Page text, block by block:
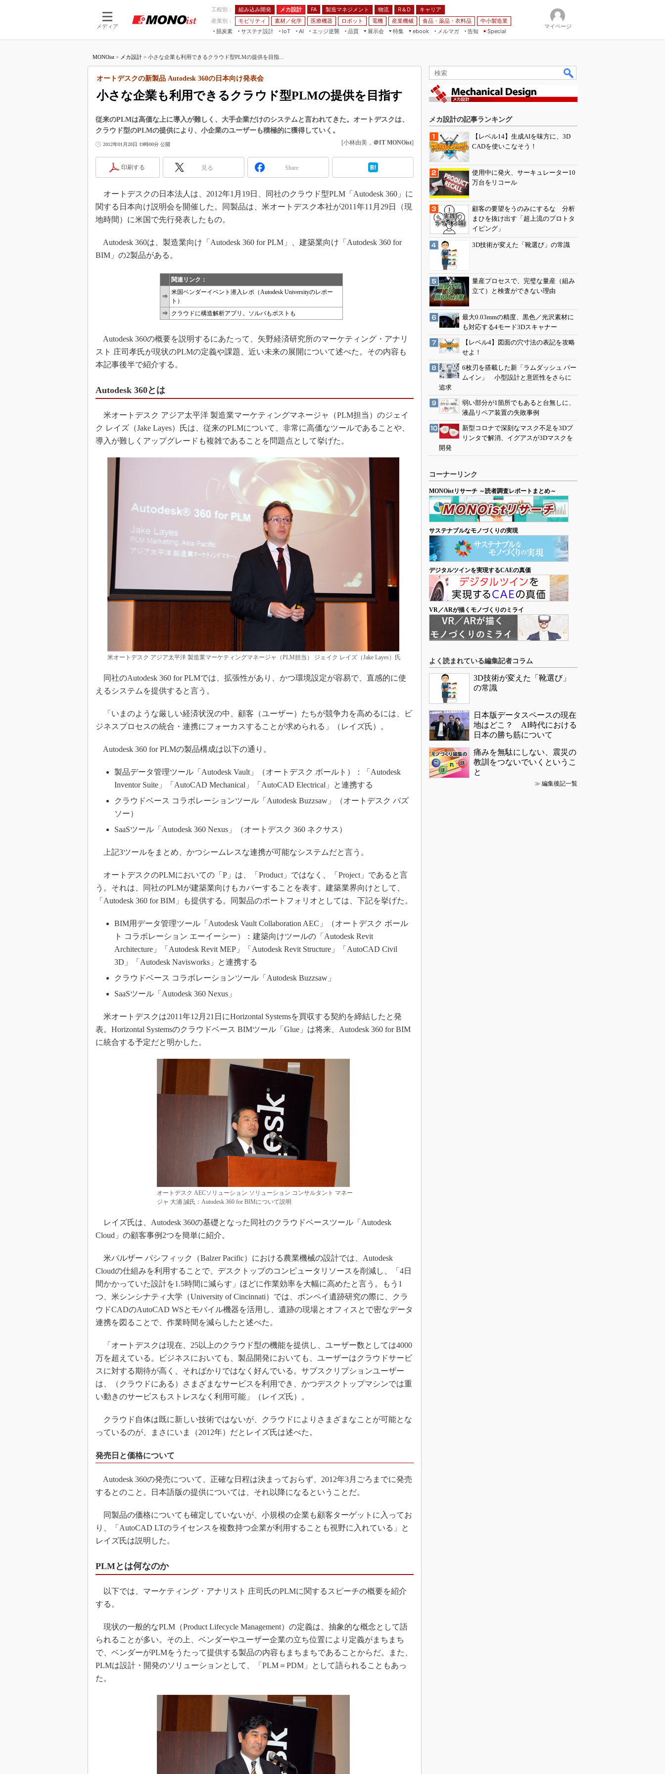
メディア
工程別： 組み込み開発 メカ設計 FA 製造マネジメント 物流 R＆D
キャリア
産業別：
モビリティ 素材／化学 医療機器 ロボット 電機 産業機械 食品・薬品・衣料品
中小製造業
脱炭素
サステナ設計
IoT
つながる工場
つながるサービス
AI
AI×設備保全
Physical AI
エッジ逆襲 品質
展示会
JIMTOF
IIFES
ジャパンモビリティショー
人テク展
スマート工場EXPO
日本ものづくりワールド
特集
フィールドサービス
FPGA
組み込み画像技術
車載ソフト開発
ISO26262
無償設計ツール
デジタルツインとCAE
イノベーション
メイドインジャパン
知財マネジメント
ebook
モビリティ
素材／化学
メルマガ
告知 Special
マイページ
MONOist > メカ設計 > 小さな企業も利用できるクラウド型PLMの提供を目指...
小さな企業も利用できるクラウド型PLMの提供を目指す
オートデスクの新製品 Autodesk 360の日本向け発表会
従来のPLMは高価な上に導入が難しく、大手企業だけのシステムと言われてきた。オートデスクは、
クラウド型のPLMの提供により、小企業のユーザーも積極的に獲得していく。
2012年01月20日 19時00分 公開 [小林由美， ＠IT MONOist]
印刷する 見る Share
オートデスクの日本法人は、2012年1月19日、同社のクラウド型PLM「Autodesk 360」に
関する日本向け説明会を開催した。同製品は、米オートデスク本社が2011年11月29日（現
地時間）に米国で先行発表したもの。
Autodesk 360は、製造業向け「Autodesk 360 for PLM」、建築業向け「Autodesk 360 for
BIM」の2製品がある。
関連リンク：
⇒
米国ベンダーイベント潜入レポ（Autodesk Universityのレポー
ト）
⇒ クラウドに構造解析アプリ。ソルバもポストも
Autodesk 360の概要を説明するにあたって、矢野経済研究所のマーケティング・アナリ
スト 庄司孝氏が現状のPLMの定義や課題、近い未来の展開について述べた。その内容も
本記事後半で紹介する。
Autodesk 360とは
米オートデスク アジア太平洋 製造業マーケティングマネージャ（PLM担当）のジェイ
ク レイズ（Jake Layes）氏は、従来のPLMについて、非常に高価なツールであることや、
導入が難しくアップグレードも複雑であることを問題点として挙げた。
米オートデスク アジア太平洋 製造業マーケティングマネージャ（PLM担当） ジェイク レイズ（Jake Layes）氏
同社のAutodesk 360 for PLMでは、拡張性があり、かつ環境設定が容易で、直感的に使
えるシステムを提供すると言う。
「いまのような厳しい経済状況の中、顧客（ユーザー）たちが競争力を高めるには、ビ
ジネスプロセスの統合・連携にフォーカスすることが求められる」（レイズ氏）。
Autodesk 360 for PLMの製品構成は以下の通り。
製品データ管理ツール「Autodesk Vault」（オートデスク ボールト）：「Autodesk
Inventor Suite」「AutoCAD Mechanical」「AutoCAD Electrical」と連携する
クラウドベース コラボレーションツール「Autodesk Buzzsaw」（オートデスク バズ
ソー）
SaaSツール「Autodesk 360 Nexus」（オートデスク 360 ネクサス）
上記3ツールをまとめ、かつシームレスな連携が可能なシステムだと言う。
オートデスクのPLMにおいての「P」は、「Product」ではなく、「Project」であると言
う。それは、同社のPLMが建築業向けもカバーすることを表す。建築業界向けとして、
「Autodesk 360 for BIM」も提供する。同製品のポートフォリオとしては、下記を挙げた。
BIM用データ管理ツール「Autodesk Vault Collaboration AEC」（オートデスク ボール
ト コラボレーション エーイーシー）：建築向けツールの「Autodesk Revit
Architecture」「Autodesk Revit MEP」「Autodesk Revit Structure」「AutoCAD Civil
3D」「Autodesk Navisworks」と連携する
クラウドベース コラボレーションツール「Autodesk Buzzsaw」
SaaSツール「Autodesk 360 Nexus」
米オートデスクは2011年12月21日にHorizontal Systemsを買収する契約を締結したと発
表。Horizontal Systemsのクラウドベース BIMツール「Glue」は将来、Autodesk 360 for BIM
に統合する予定だと明かした。
オートデスク AECソリューション ソリューション コンサルタント マネー
ジャ 大浦 誠氏：Autodesk 360 for BIMについて説明
レイズ氏は、Autodesk 360の基礎となった同社のクラウドベースツール「Autodesk
Cloud」の顧客事例2つを簡単に紹介。
米バルザー パシフィック（Balzer Pacific）における農業機械の設計では、Autodesk
Cloudの仕組みを利用することで、デスクトップのコンピュータリソースを削減し、「4日
間かかっていた設計を1.5時間に減らす」ほどに作業効率を大幅に高めたと言う。もう1
つ、米シンシナティ大学（University of Cincinnati）では、ポンペイ遺跡研究の際に、クラ
ウドCADのAutoCAD WSとモバイル機器を活用し、遺跡の現場とオフィスとで密なデータ
連携を図ることで、作業時間を減らしたと述べた。
「オートデスクは現在、25以上のクラウド型の機能を提供し、ユーザー数としては4000
万を超えている。ビジネスにおいても、製品開発においても、ユーザーはクラウドサービ
スに対する期待が高く、そればかりではなく好んでいる。サブスクリプションユーザー
は、（クラウドにある）さまざまなサービスを利用でき、かつデスクトップマシンでは重
い動きのサービスもストレスなく利用可能」（レイズ氏）。
クラウド自体は既に新しい技術ではないが、クラウドによりさまざまなことが可能とな
っているのが、まさにいま（2012年）だとレイズ氏は述べた。
発売日と価格について
Autodesk 360の発売について、正確な日程は決まっておらず、2012年3月ごろまでに発売
するとのこと。日本語版の提供については、それ以降になるということだ。
同製品の価格についても確定していないが、小規模の企業も顧客ターゲットに入ってお
り、「AutoCAD LTのライセンスを複数持つ企業が利用することも視野に入れている」と
レイズ氏は説明した。
PLMとは何なのか
以下では、マーケティング・アナリスト 庄司氏のPLMに関するスピーチの概要を紹介
する。
現状の一般的なPLM（Product Lifecycle Management）の定義は、抽象的な概念として語
られることが多い。その上、ベンダーやユーザー企業の立ち位置により定義がまちまち
で、ベンダーがPLMをうたって提供する製品の内容もまちまちであることからだ。また、
PLMは設計・開発のソリューションとして、「PLM＝PDM」として語られることもあっ
た。
メカ設計の記事ランキング
【レベル14】生成AIを味方に、3D
CADを使いこなそう！
使用中に発火、サーキュレーター10
万台をリコール
顧客の要望をうのみにするな 分析
まひを抜け出す「超上流のプロトタ
イピング」
3D技術が変えた「靴選び」の常識
量産プロセスで、完璧な量産（組み
立て）と検査ができない理由
最大0.03mmの精度、黒色／光沢素材に
も対応する4モード3Dスキャナー
【レベル4】図面の穴寸法の表記を攻略
せよ！
6枚刃を搭載した新「ラムダッシュ パー
ムイン」 小型設計と意匠性をさらに
追求
弱い部分が1箇所でもあると台無しに、
液晶リペア装置の失敗事例
新型コロナで深刻なマスク不足を3Dプ
リンタで解消、イグアスが3Dマスクを
開発
コーナーリンク
MONOistリサーチ ～読者調査レポートまとめ～
サステナブルなモノづくりの実現
デジタルツインを実現するCAEの真価
VR／ARが描くモノづくりのミライ
よく読まれている編集記者コラム
3D技術が変えた「靴選び」
の常識
日本版データスペースの現在
地はどこ？ AI時代における
日本の勝ち筋について
痛みを無駄にしない、震災の
教訓をつないでいくというこ
と
≫ 編集後記一覧